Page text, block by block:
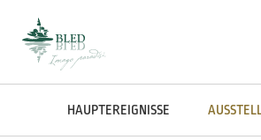
HAUPTEREIGNISSE